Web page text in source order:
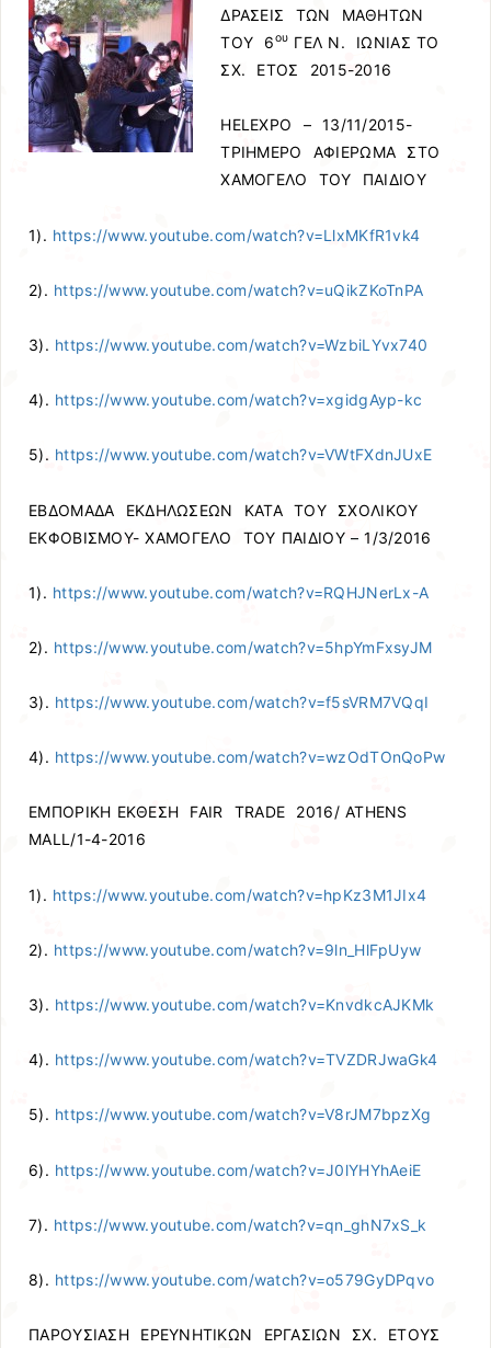
ΔΡΑΣΕΙΣ ΤΩΝ ΜΑΘΗΤΩΝ
ΤΟΥ 6ου ΓΕΛ Ν. ΙΩΝΙΑΣ ΤΟ
ΣΧ. ΕΤΟΣ 2015-2016
HELEXPO – 13/11/2015-
ΤΡΙΗΜΕΡΟ ΑΦΙΕΡΩΜΑ ΣΤΟ
ΧΑΜΟΓΕΛΟ ΤΟΥ ΠΑΙΔΙΟΥ
1). https://www.youtube.com/watch?v=LlxMKfR1vk4
2). https://www.youtube.com/watch?v=uQikZKoTnPA
3). https://www.youtube.com/watch?v=WzbiLYvx740
4). https://www.youtube.com/watch?v=xgidgAyp-kc
5). https://www.youtube.com/watch?v=VWtFXdnJUxE
ΕΒΔΟΜΑΔΑ ΕΚΔΗΛΩΣΕΩΝ ΚΑΤΑ ΤΟΥ ΣΧΟΛΙΚΟΥ
ΕΚΦΟΒΙΣΜΟΥ- ΧΑΜΟΓΕΛΟ ΤΟΥ ΠΑΙΔΙΟΥ – 1/3/2016
1). https://www.youtube.com/watch?v=RQHJNerLx-A
2). https://www.youtube.com/watch?v=5hpYmFxsyJM
3). https://www.youtube.com/watch?v=f5sVRM7VQqI
4). https://www.youtube.com/watch?v=wzOdTOnQoPw
ΕΜΠΟΡΙΚΗ ΕΚΘΕΣΗ FAIR TRADE 2016/ ATHENS
MALL/1-4-2016
1). https://www.youtube.com/watch?v=hpKz3M1JIx4
2). https://www.youtube.com/watch?v=9ln_HlFpUyw
3). https://www.youtube.com/watch?v=KnvdkcAJKMk
4). https://www.youtube.com/watch?v=TVZDRJwaGk4
5). https://www.youtube.com/watch?v=V8rJM7bpzXg
6). https://www.youtube.com/watch?v=J0lYHYhAeiE
7). https://www.youtube.com/watch?v=qn_ghN7xS_k
8). https://www.youtube.com/watch?v=o579GyDPqvo
ΠΑΡΟΥΣΙΑΣΗ ΕΡΕΥΝΗΤΙΚΩΝ ΕΡΓΑΣΙΩΝ ΣΧ. ΕΤΟΥΣ